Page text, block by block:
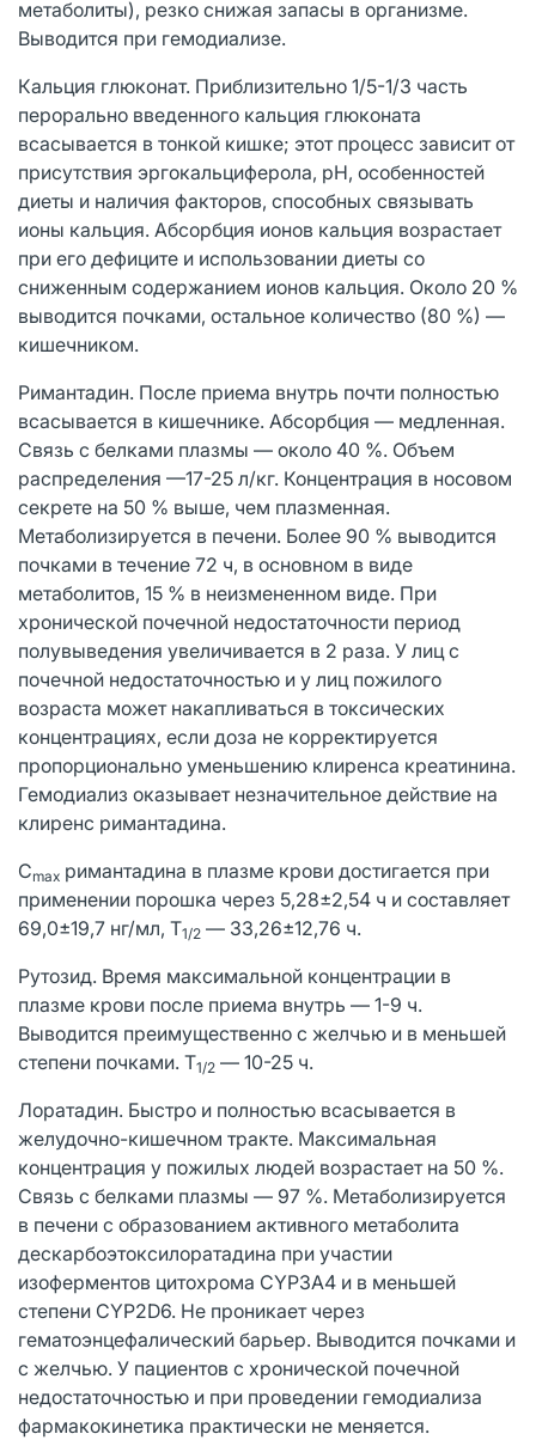
метаболиты), резко снижая запасы в организме.
Выводится при гемодиализе.
Кальция глюконат. Приблизительно 1/5-1/3 часть
перорально введенного кальция глюконата
всасывается в тонкой кишке; этот процесс зависит от
присутствия эргокальциферола, pH, особенностей
диеты и наличия факторов, способных связывать
ионы кальция. Абсорбция ионов кальция возрастает
при его дефиците и использовании диеты со
сниженным содержанием ионов кальция. Около 20 %
выводится почками, остальное количество (80 %) —
кишечником.
Римантадин. После приема внутрь почти полностью
всасывается в кишечнике. Абсорбция — медленная.
Связь с белками плазмы — около 40 %. Объем
распределения —17-25 л/кг. Концентрация в носовом
секрете на 50 % выше, чем плазменная.
Метаболизируется в печени. Более 90 % выводится
почками в течение 72 ч, в основном в виде
метаболитов, 15 % в неизмененном виде. При
хронической почечной недостаточности период
полувыведения увеличивается в 2 раза. У лиц с
почечной недостаточностью и у лиц пожилого
возраста может накапливаться в токсических
концентрациях, если доза не корректируется
пропорционально уменьшению клиренса креатинина.
Гемодиализ оказывает незначительное действие на
клиренс римантадина.
Cmax римантадина в плазме крови достигается при
применении порошка через 5,28±2,54 ч и составляет
69,0±19,7 нг/мл, T1/2 — 33,26±12,76 ч.
Рутозид. Время максимальной концентрации в
плазме крови после приема внутрь — 1-9 ч.
Выводится преимущественно с желчью и в меньшей
степени почками. T1/2 — 10-25 ч.
Лоратадин. Быстро и полностью всасывается в
желудочно-кишечном тракте. Максимальная
концентрация у пожилых людей возрастает на 50 %.
Связь с белками плазмы — 97 %. Метаболизируется
в печени с образованием активного метаболита
дескарбоэтоксилоратадина при участии
изоферментов цитохрома CYP3A4 и в меньшей
степени CYP2D6. Не проникает через
гематоэнцефалический барьер. Выводится почками и
с желчью. У пациентов с хронической почечной
недостаточностью и при проведении гемодиализа
фармакокинетика практически не меняется.